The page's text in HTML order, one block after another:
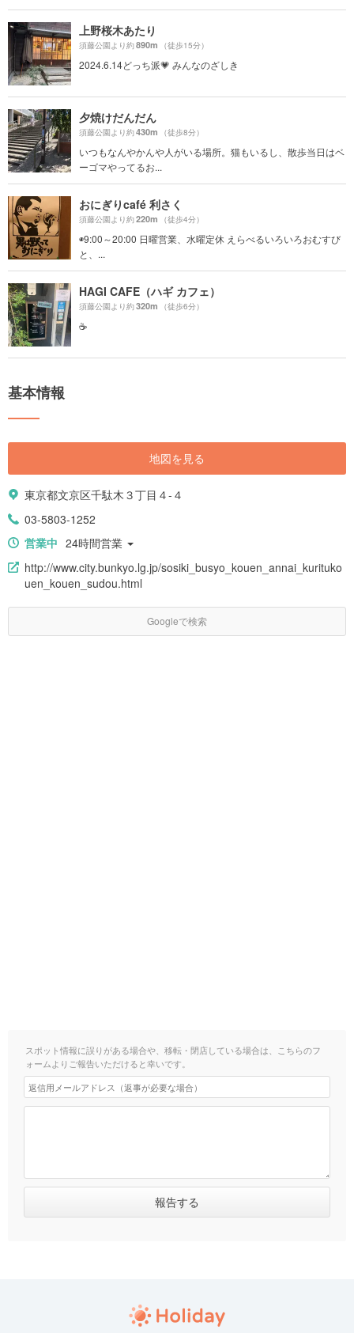
上野桜木あたり
須藤公園より約890m （徒歩15分）
2024.6.14どっち派💗 みんなのざしき
夕焼けだんだん
須藤公園より約430m （徒歩8分）
いつもなんやかんや人がいる場所。猫もいるし、散歩当日はベ
ーゴマやってるお...
おにぎりcafé 利さく
須藤公園より約220m （徒歩4分）
◉9:00～20:00 日曜営業、水曜定休 えらべるいろいろおむすび
と、...
HAGI CAFE（ハギ カフェ）
須藤公園より約320m （徒歩6分）
☕️
基本情報
地図を見る
東京都文京区千駄木３丁目４-４
03-5803-1252
営業中 24時間営業
http://www.city.bunkyo.lg.jp/sosiki_busyo_kouen_annai_kurituko
uen_kouen_sudou.html
Googleで検索
スポット情報に誤りがある場合や、移転・閉店している場合は、こちらのフ
ォームよりご報告いただけると幸いです。